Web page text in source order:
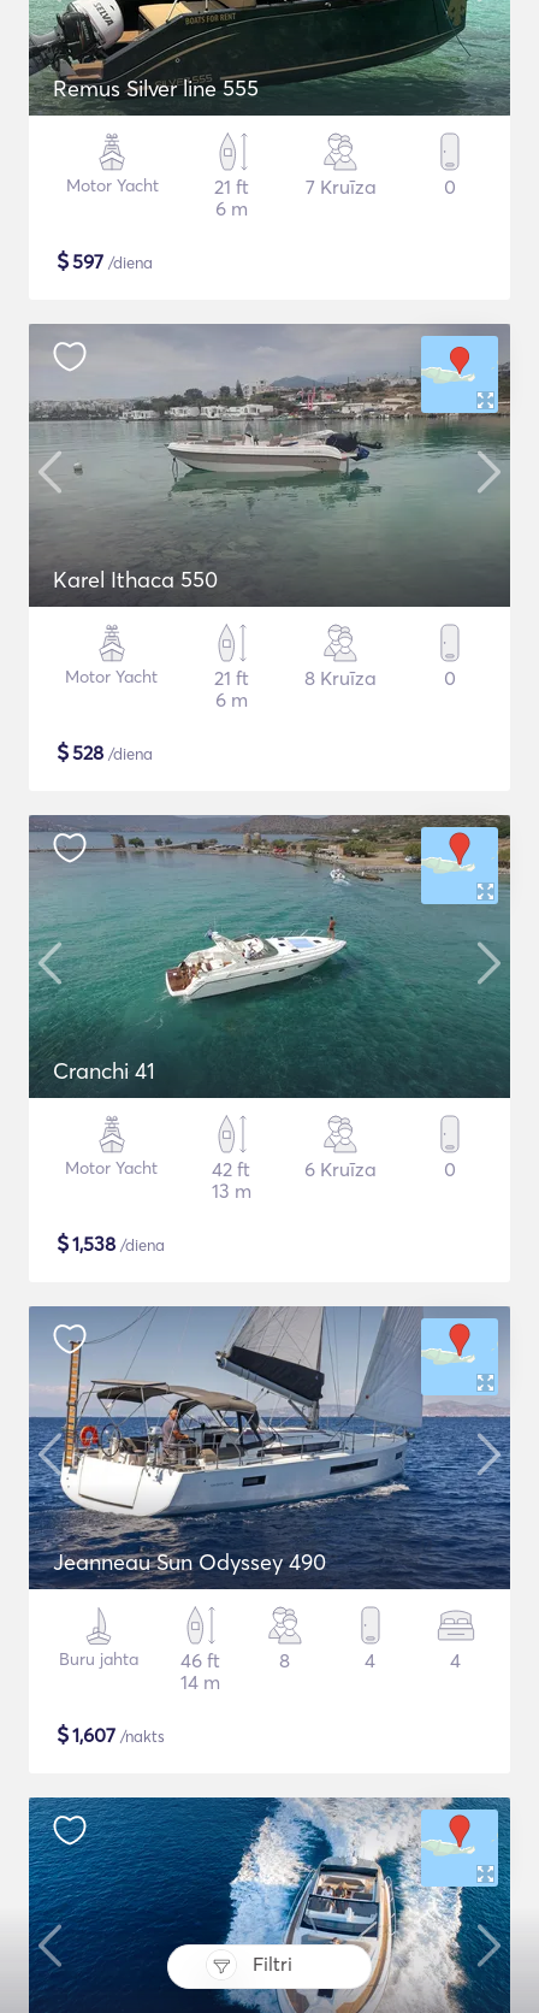
Filtri
Remus Silver line 555
Motor Yacht
21 ft
6 m
7 Kruīza 0
$597 /diena
Karel Ithaca 550
Motor Yacht
21 ft
6 m
8 Kruīza 0
$528 /diena
Cranchi 41
Motor Yacht
42 ft
13 m
6 Kruīza 0
$1,538 /diena
Jeanneau Sun Odyssey 490
Buru jahta
46 ft
14 m
8 4 4
$1,607 /nakts